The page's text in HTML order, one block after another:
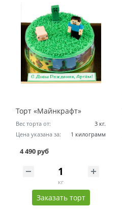
Торт «Майнкрафт»
Вес торта от:
3 кг.
Цена указана за:
1 килограмм
4 490 руб
кг
Заказать торт